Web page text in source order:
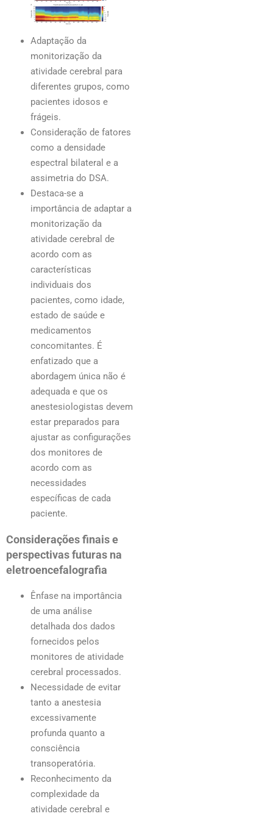
Adaptação da
monitorização da
atividade cerebral para
diferentes grupos, como
pacientes idosos e
frágeis.
Consideração de fatores
como a densidade
espectral bilateral e a
assimetria do DSA.
Destaca-se a
importância de adaptar a
monitorização da
atividade cerebral de
acordo com as
características
individuais dos
pacientes, como idade,
estado de saúde e
medicamentos
concomitantes. É
enfatizado que a
abordagem única não é
adequada e que os
anestesiologistas devem
estar preparados para
ajustar as configurações
dos monitores de
acordo com as
necessidades
específicas de cada
paciente.
Considerações finais e
perspectivas futuras na
eletroencefalografia
Ênfase na importância
de uma análise
detalhada dos dados
fornecidos pelos
monitores de atividade
cerebral processados.
Necessidade de evitar
tanto a anestesia
excessivamente
profunda quanto a
consciência
transoperatória.
Reconhecimento da
complexidade da
atividade cerebral e